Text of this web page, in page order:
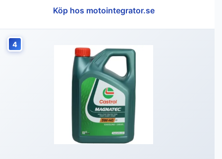
Köp hos motointegrator.se
4